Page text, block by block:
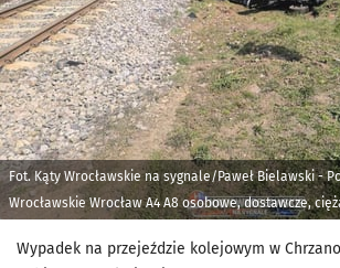
Fot. Kąty Wrocławskie na sygnale/Paweł Bielawski -
Wrocławskie Wrocław A4 A8 osobowe, dostawcze,
Wypadek na przejeździe kolejowym w